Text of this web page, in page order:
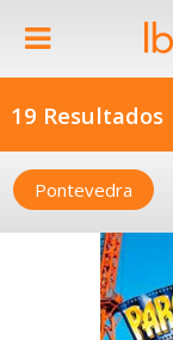
19 Resultados
Pontevedra